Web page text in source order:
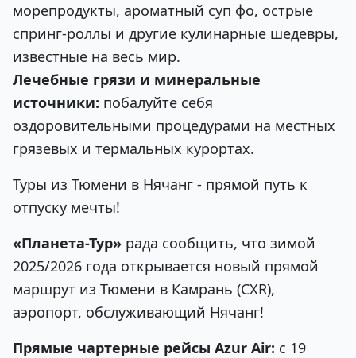
морепродукты, ароматный суп фо, острые
спринг-роллы и другие кулинарные шедевры,
известные на весь мир.
Лечебные грязи и минеральные
источники: побалуйте себя
оздоровительными процедурами на местных
грязевых и термальных курортах.
Туры из Тюмени в Нячанг - прямой путь к
отпуску мечты!
«Планета-Тур» рада сообщить, что зимой
2025/2026 года открывается новый прямой
маршрут из Тюмени в Камрань (CXR),
аэропорт, обслуживающий Нячанг!
Прямые чартерные рейсы Azur Air: с 19